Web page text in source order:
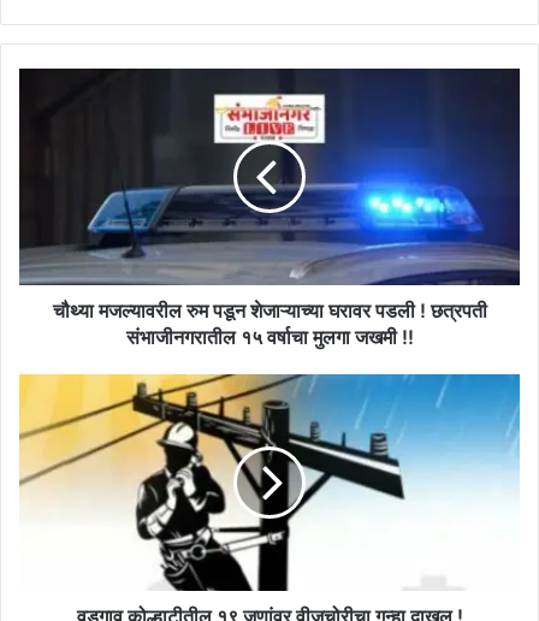
!
छत्रपती
संभाजीनगरातील
!!
चौथ्या मजल्यावरील रुम पडून शेजाऱ्याच्या घरावर पडली ! छत्रपती
संभाजीनगरातील १५ वर्षाचा मुलगा जखमी !!
कोल्हाटीतील
१९
जणांवर
वीजचोरीचा